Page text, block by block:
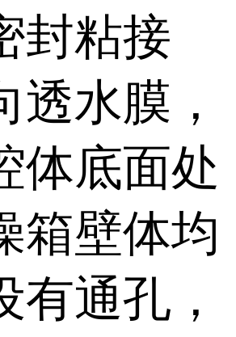
封粘接
透水膜，
体底面处
箱壁体均
有通孔，